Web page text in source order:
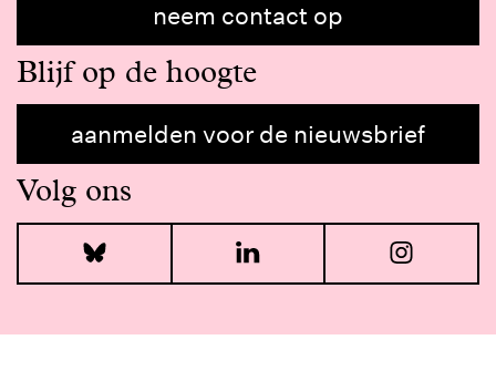
neem contact op
Blijf op de hoogte
aanmelden voor de nieuwsbrief
Volg ons
Bluesky LinkedIn